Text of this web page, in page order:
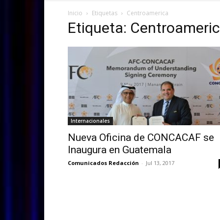
Inicio Etiquetas Centroamerica
Etiqueta:
Internacionales
Nueva Oficina de CONCACAF se
Inaugura en Guatemala
Comunicados Redacción - Jul 13, 2017